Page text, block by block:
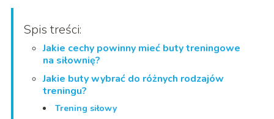
Spis treści:
Jakie cechy powinny mieć buty treningowe
na siłownię?
Jakie buty wybrać do różnych rodzajów
treningu?
Trening siłowy